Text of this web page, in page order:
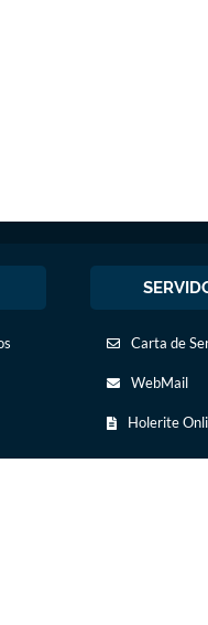
Carta de
WebMail
Holerite